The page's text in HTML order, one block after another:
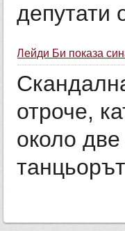
Лейди Би показа
отроче,
около